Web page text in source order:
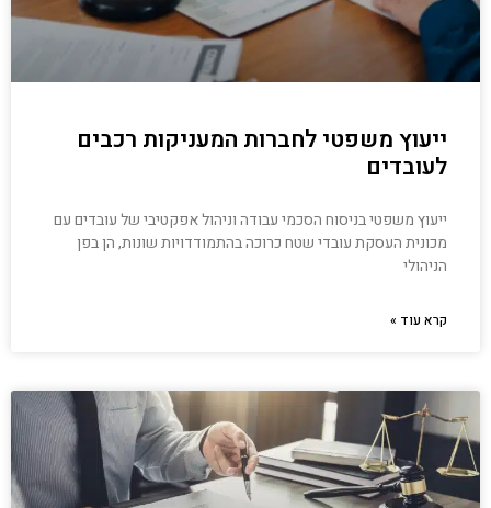
ייעוץ משפטי לחברות המעניקות רכבים
לעובדים
ייעוץ משפטי בניסוח הסכמי עבודה וניהול אפקטיבי של עובדים עם
מכונית העסקת עובדי שטח כרוכה בהתמודדויות שונות, הן בפן
הניהולי
קרא עוד »